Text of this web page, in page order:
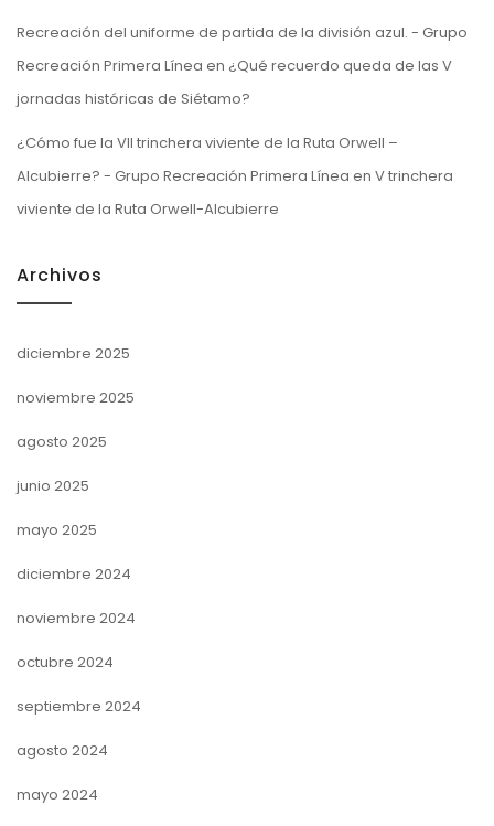
Recreación del uniforme de partida de la división azul. - Grupo
Recreación Primera Línea en ¿Qué recuerdo queda de las V
jornadas históricas de Siétamo?
¿Cómo fue la VII trinchera viviente de la Ruta Orwell –
Alcubierre? - Grupo Recreación Primera Línea en V trinchera
viviente de la Ruta Orwell-Alcubierre
Archivos
diciembre 2025
noviembre 2025
agosto 2025
junio 2025
mayo 2025
diciembre 2024
noviembre 2024
octubre 2024
septiembre 2024
agosto 2024
mayo 2024